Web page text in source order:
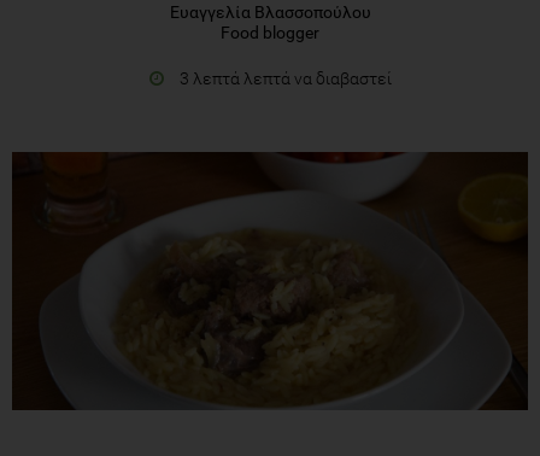
Ευαγγελία Βλασσοπούλου
Food blogger
3 λεπτά λεπτά να διαβαστεί